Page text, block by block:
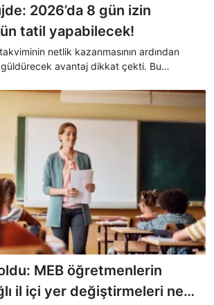
2026’da 8 gün izin
tatil yapabilecek!
netlik kazanmasının ardından
güldürecek avantaj dikkat çekti. Bu
yapmak mümkün oluyormuş.
MEB öğretmenlerin
il içi yer değiştirmeleri ne